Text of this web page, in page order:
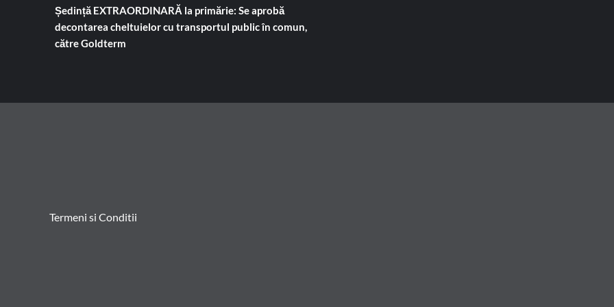
Ședință EXTRAORDINARĂ la primărie: Se aprobă
decontarea cheltuielor cu transportul public în comun,
către Goldterm
Termeni si Conditii